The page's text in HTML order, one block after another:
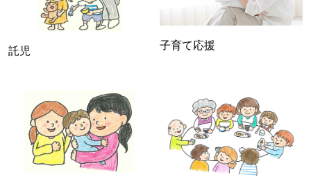
託児 子育て応援